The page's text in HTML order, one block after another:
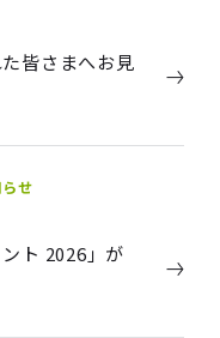
皆さまへお見
せ
ト 2026」が